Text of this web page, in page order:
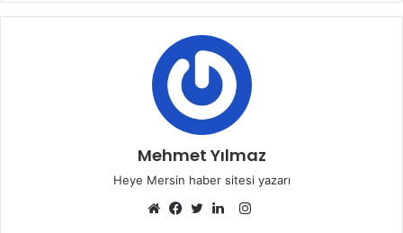
Mehmet Yılmaz
Heye Mersin haber sitesi yazarı
Instagram